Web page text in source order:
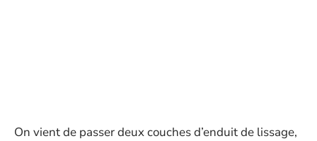
On vient de passer deux couches d’enduit de lissage,